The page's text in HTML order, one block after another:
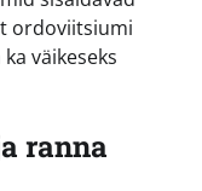
ordoviitsiumi
väikeseks
ranna